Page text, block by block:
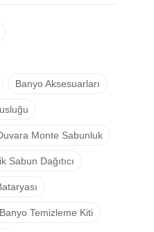
Banyo Aksesuarları
Monte Sabunluk
Sabun Dağıtıcı
Temizleme Kiti